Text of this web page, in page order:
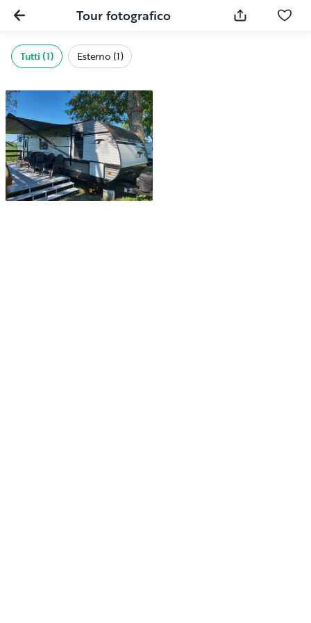
Tour fotografico
Tutti (1) Esterno (1)